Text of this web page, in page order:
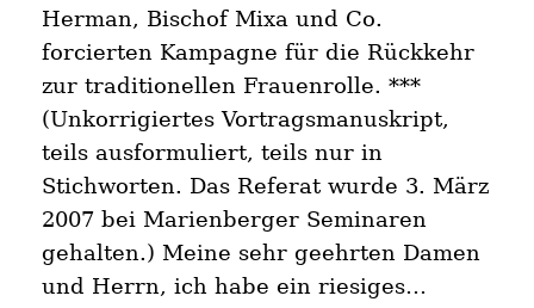
Herman, Bischof Mixa und Co.
forcierten Kampagne für die Rückkehr
zur traditionellen Frauenrolle. ***
(Unkorrigiertes Vortragsmanuskript,
teils ausformuliert, teils nur in
Stichworten. Das Referat wurde 3. März
2007 bei Marienberger Seminaren
gehalten.) Meine sehr geehrten Damen
und Herrn, ich habe ein riesiges…